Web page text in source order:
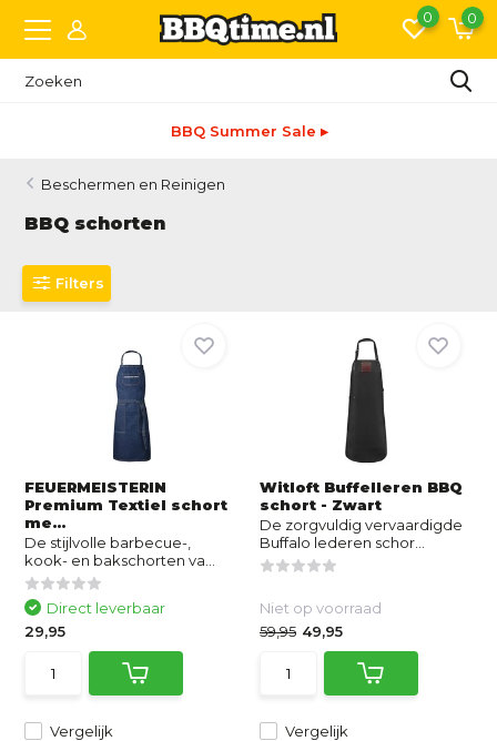
0 0
Beschermen en Reinigen
BBQ schorten
Filters
FEUERMEISTERIN
Premium Textiel schort
me...
De stijlvolle barbecue-,
kook- en bakschorten va...
Vergelijk
Direct leverbaar
29,95
Witloft Buffelleren BBQ
schort - Zwart
De zorgvuldig vervaardigde
Buffalo lederen schor...
Vergelijk
Niet op voorraad
59,95 49,95